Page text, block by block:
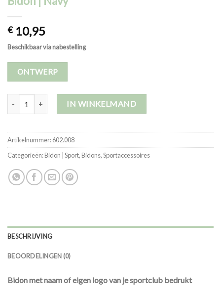
€10,95
Beschikbaar via nabestelling
ONTWERP
IN WINKELMAND
Artikelnummer:602.008
Categorieën:Bidon | Sport,Bidons,Sportaccessoires
BESCHRIJVING
BEOORDELINGEN (0)
Bidon met naam of eigen logo van je sportclub bedrukt